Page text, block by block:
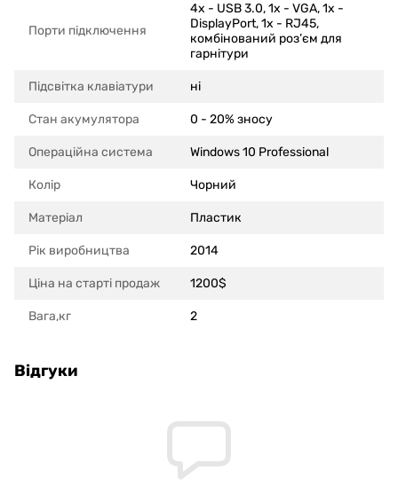
Порти підключення
4x - USB 3.0, 1x - VGA, 1x -
DisplayPort, 1x - RJ45,
комбінований роз’єм для
гарнітури
Підсвітка клавіатури ні
Стан акумулятора 0 - 20% зносу
Операційна система Windows 10 Professional
Колір Чорний
Матеріал Пластик
Рік виробництва 2014
Ціна на старті продаж 1200$
Вага,кг 2
Відгуки